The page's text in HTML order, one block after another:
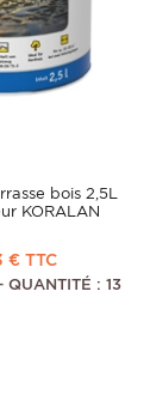
bois 2,5L
KORALAN
€ TTC
: 13